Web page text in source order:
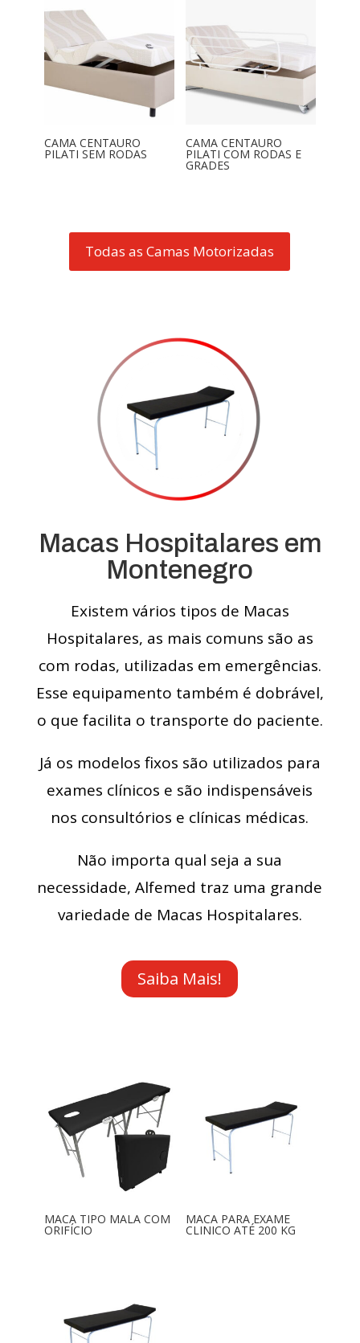
CAMA CENTAURO
PILATI SEM RODAS
CAMA CENTAURO
PILATI COM RODAS E
GRADES
Todas as Camas Motorizadas
Macas Hospitalares em
Montenegro
Existem vários tipos de Macas
Hospitalares, as mais comuns são as
com rodas, utilizadas em emergências.
Esse equipamento também é dobrável,
o que facilita o transporte do paciente.
Já os modelos fixos são utilizados para
exames clínicos e são indispensáveis
nos consultórios e clínicas médicas.
Não importa qual seja a sua
necessidade, Alfemed traz uma grande
variedade de Macas Hospitalares.
Saiba Mais!
MACA TIPO MALA COM
ORIFÍCIO
MACA PARA EXAME
CLINICO ATÉ 200 KG